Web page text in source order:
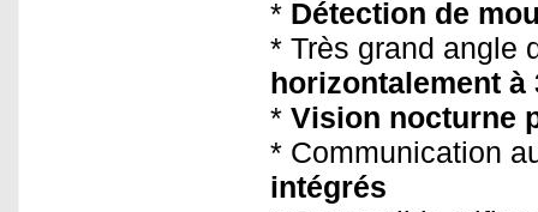
* Détection de
* Très grand angle
horizontalement à
* Vision nocturne
* Communication
intégrés